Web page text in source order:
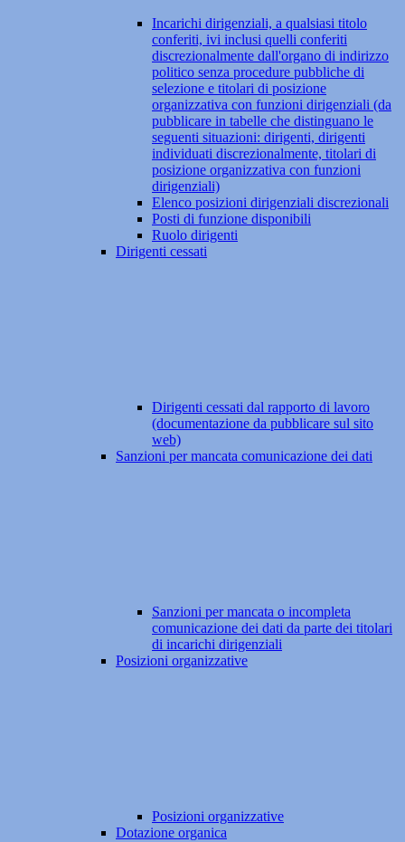
Incarichi dirigenziali, a qualsiasi titolo
conferiti, ivi inclusi quelli conferiti
discrezionalmente dall'organo di indirizzo
politico senza procedure pubbliche di
selezione e titolari di posizione
organizzativa con funzioni dirigenziali (da
pubblicare in tabelle che distinguano le
seguenti situazioni: dirigenti, dirigenti
individuati discrezionalmente, titolari di
posizione organizzativa con funzioni
dirigenziali)
Elenco posizioni dirigenziali discrezionali
Posti di funzione disponibili
Ruolo dirigenti
Dirigenti cessati
Dirigenti cessati dal rapporto di lavoro
(documentazione da pubblicare sul sito
web)
Sanzioni per mancata comunicazione dei dati
Sanzioni per mancata o incompleta
comunicazione dei dati da parte dei titolari
di incarichi dirigenziali
Posizioni organizzative
Posizioni organizzative
Dotazione organica